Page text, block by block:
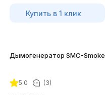
Купить в 1 клик
Дымогенератор SMC-Smoke
5.0 (3)